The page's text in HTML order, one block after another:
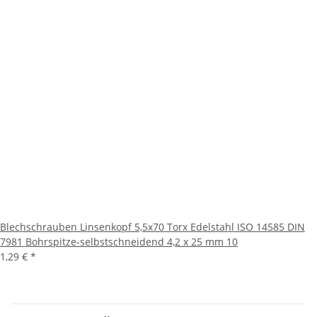
Blechschrauben Linsenkopf 5,5x70 Torx Edelstahl ISO 14585 DIN
7981 Bohrspitze-selbstschneidend 4,2 x 25 mm 10
1,29 € *